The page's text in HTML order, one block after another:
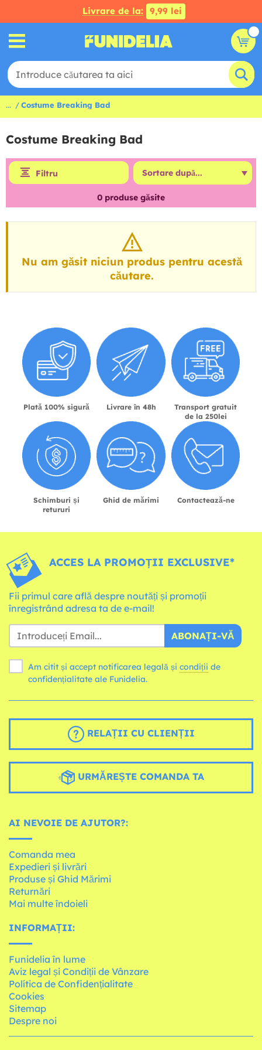
Livrare de la: 9,99 lei
... Costume Breaking Bad
Costume Breaking Bad
Filtru
0 produse găsite
Nu am găsit niciun produs pentru acestă
căutare.
Plată 100% sigură Livrare în 48h
Transport gratuit
de la 250lei
Schimburi și
retururi
Ghid de mărimi Contactează-ne
ACCES LA PROMOȚII EXCLUSIVE*
Fii primul care află despre noutăți și promoții
înregistrând adresa ta de e-mail!
ABONAȚI-VĂ
Am citit și accept notificarea legală și condiții
confidențialitate ale Funidelia.
RELAȚII CU CLIENȚII
URMĂREȘTE COMANDA TA
AI NEVOIE DE AJUTOR?:
Comanda mea
Expedieri și livrări
Produse și Ghid Mărimi
Returnări
Mai multe îndoieli
INFORMAȚII:
Funidelia în lume
Aviz legal și Condiții de Vânzare
Política de Confidențialitate
Cookies
Sitemap
Despre noi